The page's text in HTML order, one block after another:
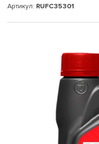
Артикул: RUFC35301